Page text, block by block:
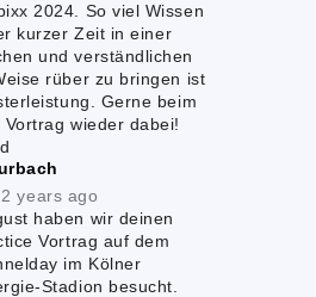
2024. So viel Wissen
kurzer Zeit in einer
und verständlichen
rüber zu bringen ist
Gerne beim
Vortrag wieder dabei!
2 years ago
haben wir deinen
Vortrag auf dem
im Kölner
Stadion besucht.